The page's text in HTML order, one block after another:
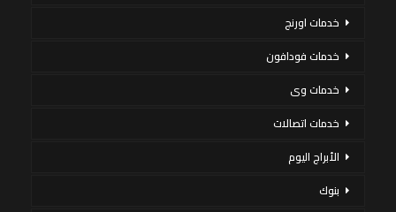
خدمات اورنج
خدمات فودافون
خدمات وى
خدمات اتصالات
الأبراج اليوم
بنوك